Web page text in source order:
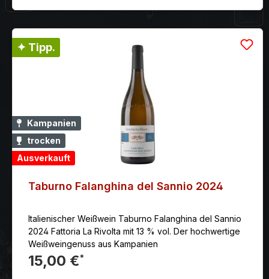
✦ Tipp.
Kampanien
trocken
Ausverkauft
Taburno Falanghina del Sannio 2024
Italienischer Weißwein Taburno Falanghina del Sannio
2024 Fattoria La Rivolta mit 13 % vol. Der hochwertige
Weißweingenuss aus Kampanien
15,00 €*